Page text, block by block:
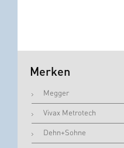
Merken
Megger
Vivax Metrotech
Dehn+Sohne